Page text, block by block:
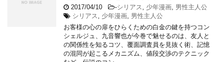
2017/04/10 -シリアス , 少年漫画, 男性主人公
シリアス , 少年漫画, 男性主人公
お客様の心の扉をひらくための白金の鍵を持つコン
シェルジュ、九音響也が今巻で魅せるのは、友人と
の関係性を知るコツ、覆面調査員を見抜く術、記憶
の混同が起こるメカニズム、値段交渉のテクニック